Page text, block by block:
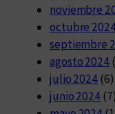
noviembre
octubre
septiembre
agosto 2024
julio 2024 (6)
junio 2024 (7)